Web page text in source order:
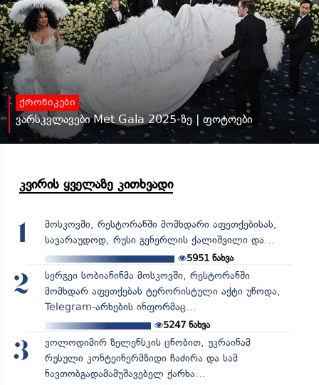
ქრონიკები
ვარსკვლავები Met Gala 2025-ზე | ფოტოები
კვირის ყველაზე კითხვადი
1
მოსკოვში, რესტორანში მომხდარი აფეთქებისას,
სავარაუდოდ, რუსი გენერლის ქალიშვილი და...
5951 ნახვა
2
სერგეი სობიანინმა მოსკოვში, რესტორანში
მომხდარ აფეთქებას ტერორისტული აქტი უწოდა,
Telegram-არხების ინფორმაც...
5247ნახვა
3
ვოლოდიმირ ზელენსკის ცნობით, უკრაინამ
რუსული კონტეინერმზიდი ჩაძირა და სამ
ნავთობგადამამუშავებელ ქარხა...